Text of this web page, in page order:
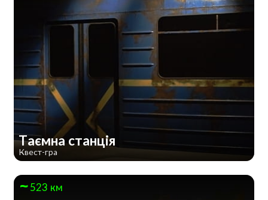
Таємна станція
Квест-гра
523 км